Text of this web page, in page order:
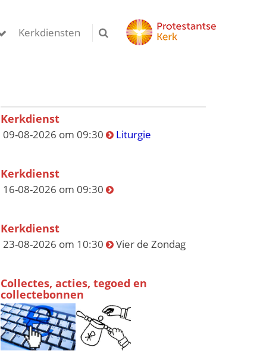
Kerkdiensten
Kerkdienst
09-08-2026 om 09:30 Liturgie
Kerkdienst
16-08-2026 om 09:30
Kerkdienst
23-08-2026 om 10:30 Vier de Zondag
Collectes, acties, tegoed en
collectebonnen